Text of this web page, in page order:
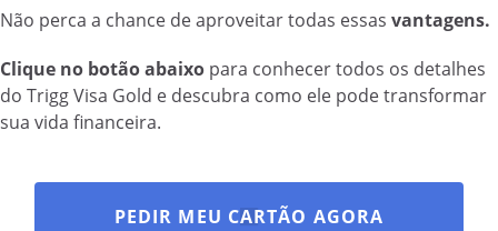
Não perca a chance de aproveitar todas essas vantagens.
Clique no botão abaixo para conhecer todos os detalhes
do Trigg Visa Gold e descubra como ele pode transformar
sua vida financeira.
PEDIR MEU CARTÃO AGORA